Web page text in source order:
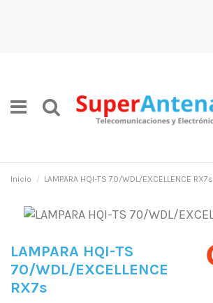
Inicio LAMPARA HQI-TS 70/WDL/EXCELLENCE RX7s
LAMPARA HQI-TS
70/WDL/EXCELLENCE
RX7s